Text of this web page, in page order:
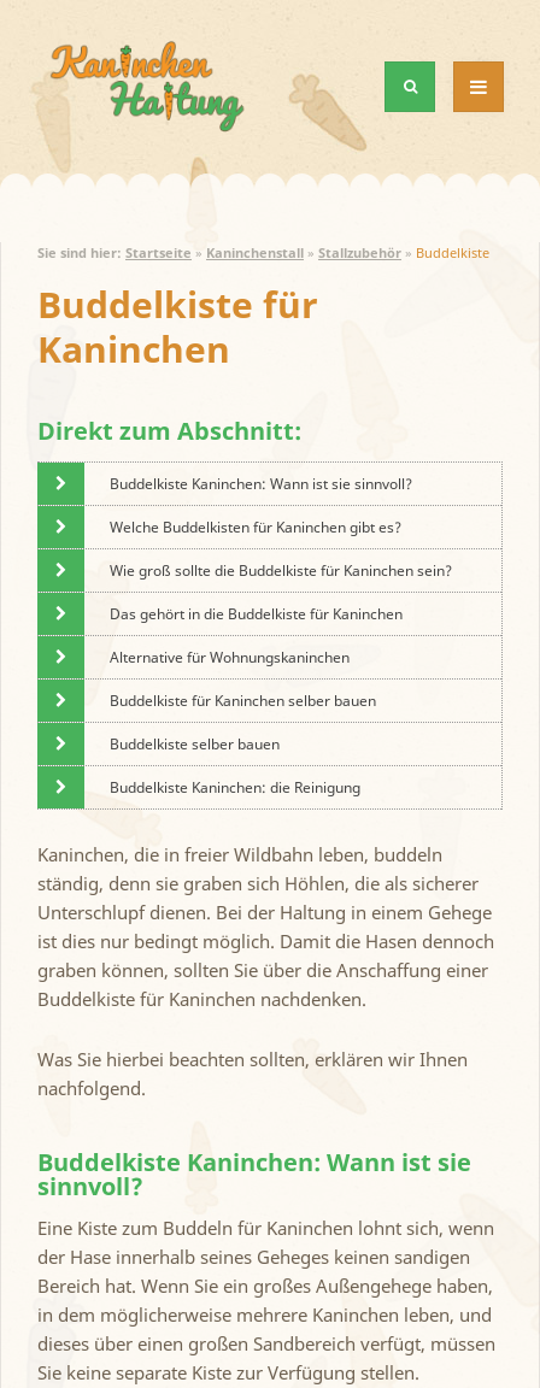
Sie sind hier: Startseite » Kaninchenstall » Stallzubehör » Buddelkiste
Buddelkiste für
Kaninchen
Direkt zum Abschnitt:
Buddelkiste Kaninchen: Wann ist sie sinnvoll?
Welche Buddelkisten für Kaninchen gibt es?
Wie groß sollte die Buddelkiste für Kaninchen sein?
Das gehört in die Buddelkiste für Kaninchen
Alternative für Wohnungskaninchen
Buddelkiste für Kaninchen selber bauen
Buddelkiste selber bauen
Buddelkiste Kaninchen: die Reinigung
Kaninchen, die in freier Wildbahn leben, buddeln
ständig, denn sie graben sich Höhlen, die als sicherer
Unterschlupf dienen. Bei der Haltung in einem Gehege
ist dies nur bedingt möglich. Damit die Hasen dennoch
graben können, sollten Sie über die Anschaffung einer
Buddelkiste für Kaninchen nachdenken.
Was Sie hierbei beachten sollten, erklären wir Ihnen
nachfolgend.
Buddelkiste Kaninchen: Wann ist sie
sinnvoll?
Eine Kiste zum Buddeln für Kaninchen lohnt sich, wenn
der Hase innerhalb seines Geheges keinen sandigen
Bereich hat. Wenn Sie ein großes Außengehege haben,
in dem möglicherweise mehrere Kaninchen leben, und
dieses über einen großen Sandbereich verfügt, müssen
Sie keine separate Kiste zur Verfügung stellen.